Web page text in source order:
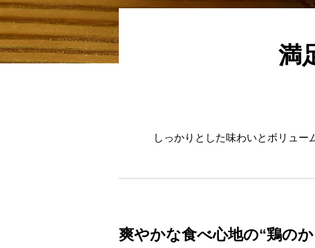
満
しっかりとした味わいとボリュー
爽やかな食べ心地の“鶏の